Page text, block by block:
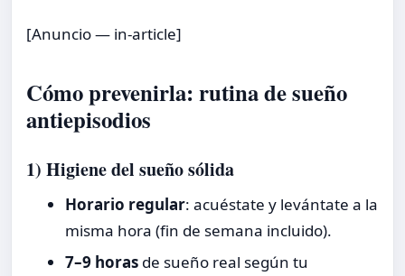
[Anuncio — in-article]
Cómo prevenirla: rutina de sueño
antiepisodios
1) Higiene del sueño sólida
Horario regular: acuéstate y levántate a la
misma hora (fin de semana incluido).
7–9 horasde sueño real según tu